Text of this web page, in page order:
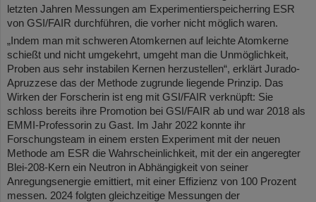
letzten Jahren Messungen am Experimentierspeicherring ESR
von GSI/FAIR durchführen, die vorher nicht möglich waren.
„Indem man mit schweren Atomkernen auf leichte Atomkerne
schießt und nicht umgekehrt, umgeht man die Unmöglichkeit,
Proben aus sehr instabilen Kernen herzustellen“, erklärt Jurado-
Apruzzese das der Methode zugrunde liegende Prinzip. Das
Wirken der Forscherin ist eng mit GSI/FAIR verknüpft: Sie
schloss bereits ihre Promotion bei GSI/FAIR ab und war 2018 als
EMMI-Professorin zu Gast. Im Jahr 2022 konnte ihr
Forschungsteam in einem ersten Experiment mit der neuen
Methode am ESR die Wahrscheinlichkeit, mit der ein angeregter
Blei-208-Kern ein Neutron in Abhängigkeit von seiner
Anregungsenergie emittiert, mit einer Effizienz von 100 Prozent
messen. 2024 folgten gleichzeitige Messungen der